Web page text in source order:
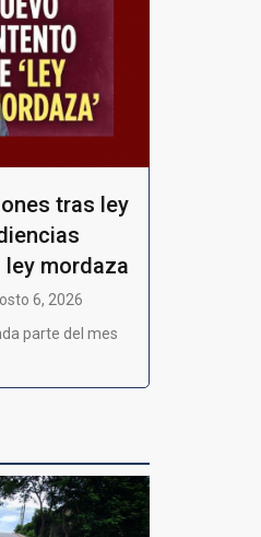
tras ley
ley mordaza
6, 2026
parte del mes